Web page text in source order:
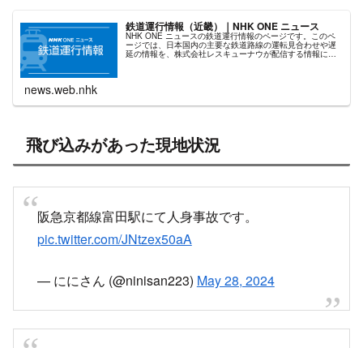
鉄道運行情報（近畿）｜NHK ONE ニュース
NHK ONE ニュースの鉄道運行情報のページです。このペ
ージでは、日本国内の主要な鉄道路線の運転見合わせや遅
延の情報を、株式会社レスキューナウが配信する情報に基
news.web.nhk
飛び込みがあった現地状況
阪急京都線富田駅にて人身事故です。
pic.twitter.com/JNtzex50aA
— ににさん (@ninisan223) May 28, 2024